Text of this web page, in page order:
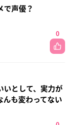
で声優？
0
いとして、実力が
んも変わってない